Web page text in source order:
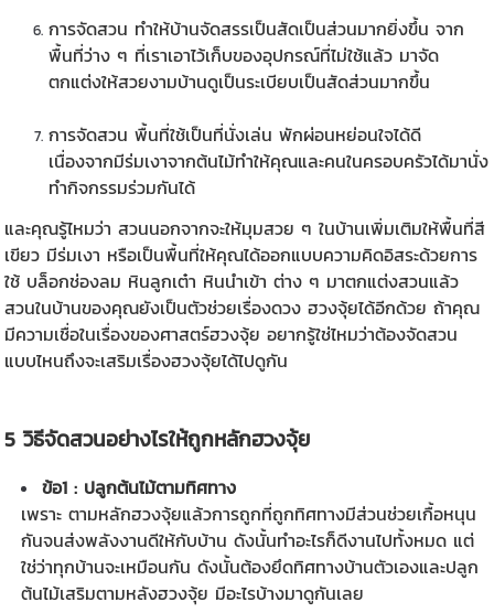
การจัดสวน ทำให้บ้านจัดสรรเป็นสัดเป็นส่วนมากยิ่งขึ้น จาก
พื้นที่ว่าง ๆ ที่เราเอาไว้เก็บของอุปกรณ์ที่ไม่ใช้แล้ว มาจัด
ตกแต่งให้สวยงามบ้านดูเป็นระเบียบเป็นสัดส่วนมากขึ้น
การจัดสวน พื้นที่ใช้เป็นที่นั่งเล่น พักผ่อนหย่อนใจได้ดี
เนื่องจากมีร่มเงาจากต้นไม้ทำให้คุณและคนในครอบครัวได้มานั่ง
ทำกิจกรรมร่วมกันได้
และคุณรู้ไหมว่า สวนนอกจากจะให้มุมสวย ๆ ในบ้านเพิ่มเติมให้พื้นที่สี
เขียว มีร่มเงา หรือเป็นพื้นที่ให้คุณได้ออกแบบความคิดอิสระด้วยการ
ใช้ บล็อกช่องลม หินลูกเต๋า หินนำเข้า ต่าง ๆ มาตกแต่งสวนแล้ว
สวนในบ้านของคุณยังเป็นตัวช่วยเรื่องดวง ฮวงจุ้ยได้อีกด้วย ถ้าคุณ
มีความเชื่อในเรื่องของศาสตร์ฮวงจุ้ย อยากรู้ใช่ไหมว่าต้องจัดสวน
แบบไหนถึงจะเสริมเรื่องฮวงจุ้ยได้ไปดูกัน
5 วิธีจัดสวนอย่างไรให้ถูกหลักฮวงจุ้ย
ข้อ1 : ปลูกต้นไม้ตามทิศทาง
เพราะ ตามหลักฮวงจุ้ยแล้วการถูกที่ถูกทิศทางมีส่วนช่วยเกื้อหนุน
กันจนส่งพลังงานดีให้กับบ้าน ดังนั้นทำอะไรก็ดีงานไปทั้งหมด แต่
ใช่ว่าทุกบ้านจะเหมือนกัน ดังนั้นต้องยึดทิศทางบ้านตัวเองและปลูก
ต้นไม้เสริมตามหลังฮวงจุ้ย มีอะไรบ้างมาดูกันเลย